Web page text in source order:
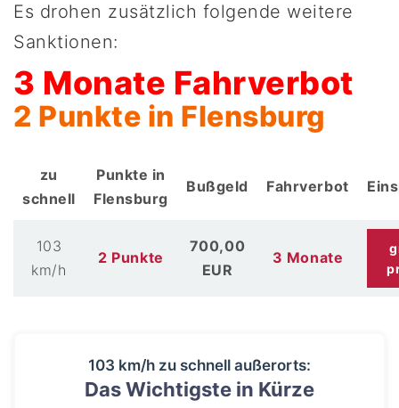
Es drohen zusätzlich folgende weitere
Sanktionen:
3 Monate Fahrverbot
2 Punkte in Flensburg
zu
schnell
Punkte in
Flensburg
Bußgeld Fahrverbot
103
km/h
2 Punkte
700,00
EUR
3 Monate
103 km/h zu schnell außerorts:
Das Wichtigste in Kürze